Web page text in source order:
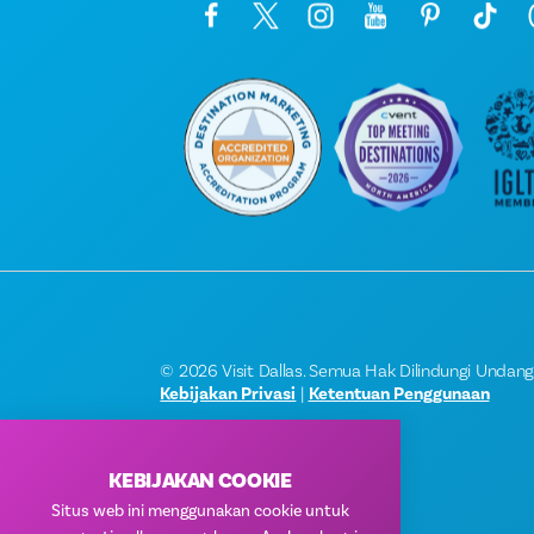
© 2026 Visit Dallas. Semua Hak Dilindungi
Kebijakan Privasi | Ketentuan Penggunaan
KEBIJAKAN COOKIE
Situs web ini menggunakan cookie untuk